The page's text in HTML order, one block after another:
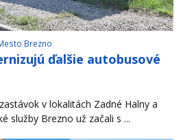
Brezno
ďalšie autobusové
v lokalitách Zadné Halny a
služby Brezno už začali s ...